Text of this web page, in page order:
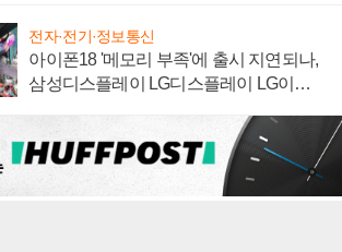
전자·전기·정보통신
아이폰18 '메모리 부족'에 출시 지연되나,
삼성디스플레이 LG디스플레이 LG이노